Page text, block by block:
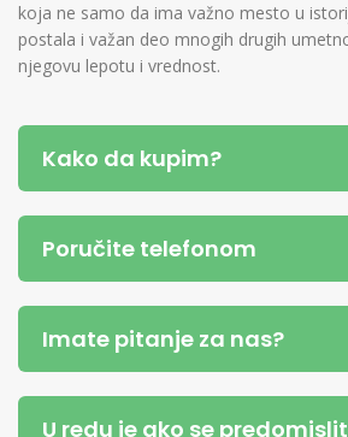
koja ne samo da ima važno mesto u
postala i važan deo mnogih drugih
njegovu lepotu i vrednost.
Kako da kupim?
Poručite telefonom
Imate pitanje za nas?
U redu je ako se